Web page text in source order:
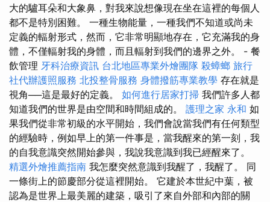
大的驢耳朵和大象鼻，對我來說想像現在坐在這裡的每個人
都不是特別困難。 一種生物能量，一種我們不知道或尚未
定義的輻射形式，然而，它非常明顯地存在，它充滿我的身
體，不僅輻射我的身體，而且輻射到我們的邊界之外。 - 餐
飲管理 牙科治療資訊 台北地區專業外燴團隊 殺蟑螂 旅行
社代辦護照服務 北投整骨服務 身體撥筋專業教學 存在就是
視角──這是最好的定義。 如何進行居家打掃 我們許多人都
知道我們的世界是由空間和時間組成的。 護理之家 永和 如
果我們從非常初級的水平開始，我們會說當我們有任何類型
的經驗時，例如早上的第一件事是，當我醒來的第一刻，我
的自我意識突然開始參與，我說我意識到我已經醒來了。
精選外燴推薦指南 我怎麼突然意識到我醒了，我醒了。 同
一條街上的節慶部分從這裡開始。 它建於本世紀中葉，被
認為是世界上最美麗的建築，吸引了來自外部和內部的關